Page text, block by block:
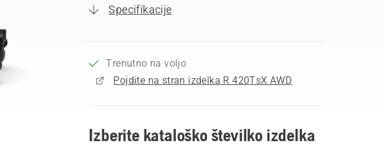
Specifikacije
Trenutno na voljo
Pojdite na stran izdelka R 420TsX AWD
Izberite kataloško številko izdelka